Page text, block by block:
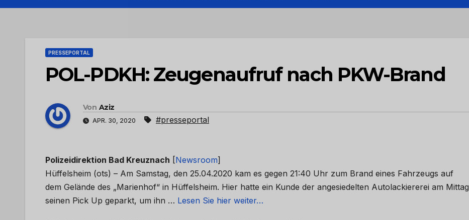
PRESSEPORTAL
POL-PDKH: Zeugenaufruf nach PKW-Brand
Von Aziz
APR. 30, 2020 #presseportal
Polizeidirektion Bad Kreuznach [Newsroom]
Hüffelsheim (ots) – Am Samstag, den 25.04.2020 kam es gegen 21:40 Uhr zum Brand eines Fahrzeugs auf
dem Gelände des „Marienhof“ in Hüffelsheim. Hier hatte ein Kunde der angesiedelten Autolackiererei am Mittag
seinen Pick Up geparkt, um ihn … Lesen Sie hier weiter…